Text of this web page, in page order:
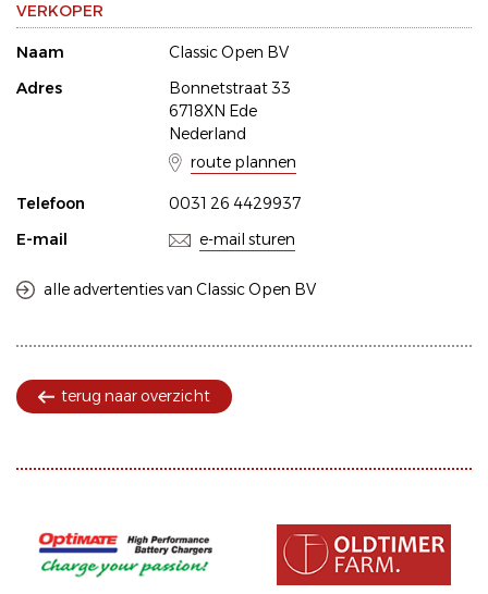
VERKOPER
Naam
Classic Open BV
Adres
Bonnetstraat 33
6718XN Ede
Nederland
route plannen
Telefoon
0031 26 4429937
E-mail
e-mail sturen
alle advertenties van Classic Open BV
terug naar overzicht